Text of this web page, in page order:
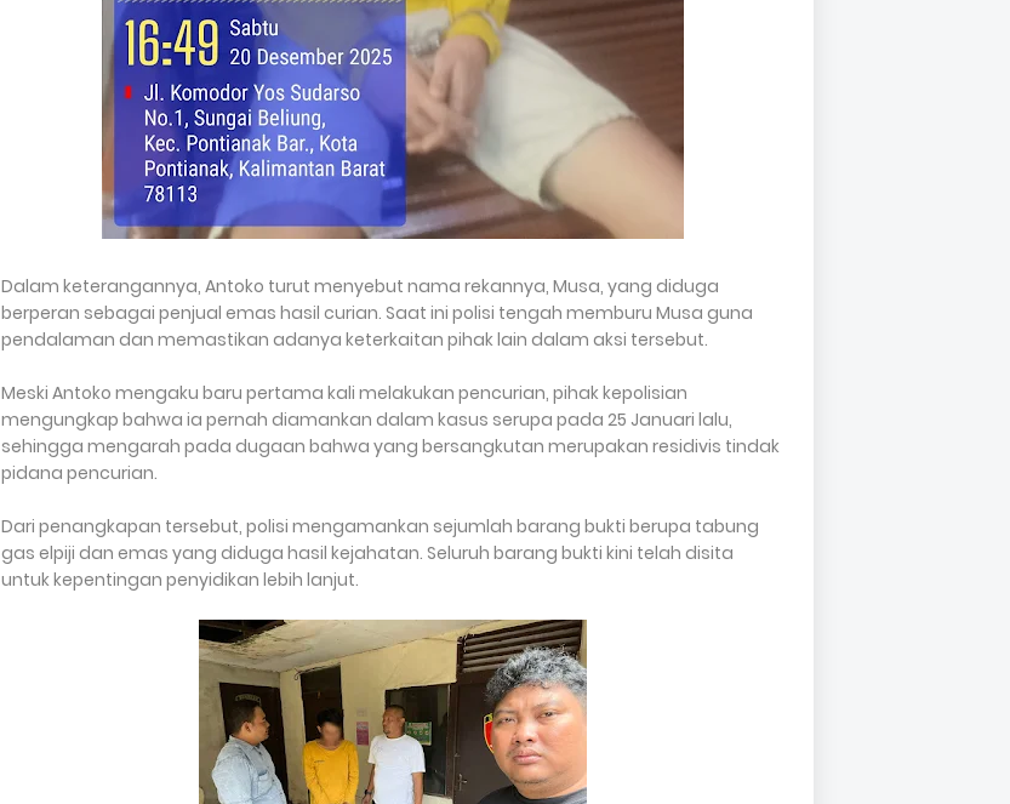
Dalam keterangannya, Antoko turut menyebut nama rekannya, Musa, yang diduga
berperan sebagai penjual emas hasil curian. Saat ini polisi tengah memburu Musa guna
pendalaman dan memastikan adanya keterkaitan pihak lain dalam aksi tersebut.
Meski Antoko mengaku baru pertama kali melakukan pencurian, pihak kepolisian
mengungkap bahwa ia pernah diamankan dalam kasus serupa pada 25 Januari lalu,
sehingga mengarah pada dugaan bahwa yang bersangkutan merupakan residivis tindak
pidana pencurian.
Dari penangkapan tersebut, polisi mengamankan sejumlah barang bukti berupa tabung
gas elpiji dan emas yang diduga hasil kejahatan. Seluruh barang bukti kini telah disita
untuk kepentingan penyidikan lebih lanjut.